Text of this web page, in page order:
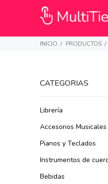
INICIO PRODUCTOS
CATEGORIAS
Librería
Accesorios Musicales
Pianos y Teclados
Instrumentos de
Bebidas